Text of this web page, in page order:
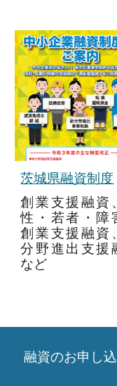
茨城県融資制度
創業支援融資
性・若者・障
創業支援融資
分野進出支援
など
融資のお申し